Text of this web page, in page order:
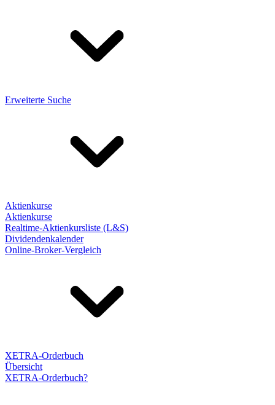
Erweiterte Suche
Aktienkurse
Aktienkurse
Realtime-Aktienkursliste (L&S)
Dividendenkalender
Online-Broker-Vergleich
XETRA-Orderbuch
Übersicht
XETRA-Orderbuch?